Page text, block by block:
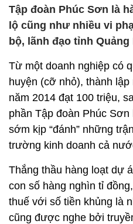
Tập đoàn Phúc Sơn là
lộ cũng như nhiều vi
bộ, lãnh đạo tỉnh
Từ một doanh nghiệp có
huyện (cỡ nhỏ), thành
năm 2014 đạt 100 triệu,
phần Tập đoàn Phúc
sớm kịp “đánh” những
trường kinh doanh cả
Thắng thầu hàng loạt dự
con số hàng nghìn tỉ
thuế với số tiền khủng là
cũng được nghe bởi